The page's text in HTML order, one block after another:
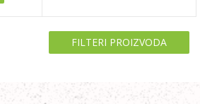
FILTERI PROIZVODA